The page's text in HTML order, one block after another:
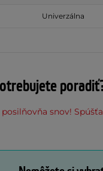
Univerzálna
snov!